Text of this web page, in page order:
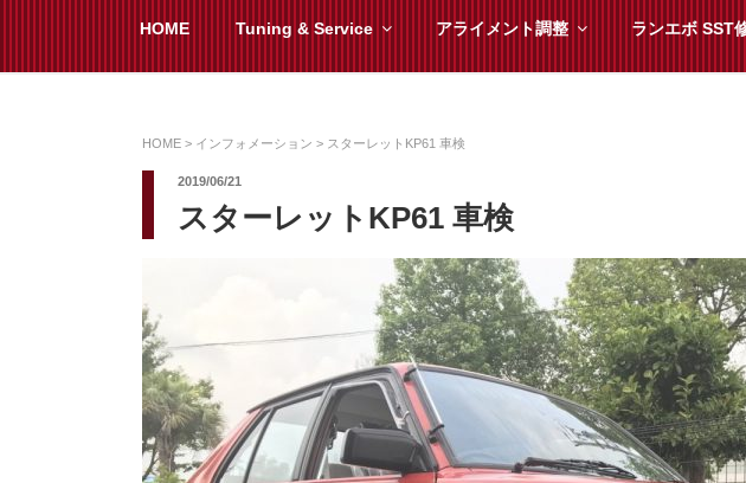
HOME Tuning & Service アライメント調整 ランエボ SST
HOME > インフォメーション > スターレットKP61 車検
2019/06/21
スターレットKP61 車検